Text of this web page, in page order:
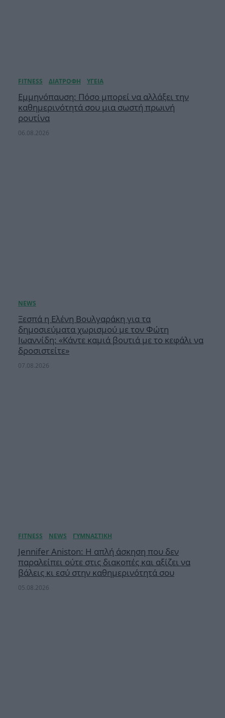
Εμμηνόπαυση: Πόσο μπορεί να αλλάξει την
καθημερινότητά σου μια σωστή πρωινή
ρουτίνα
06.08.2026
Ξεσπά η Ελένη Βουλγαράκη για τα
δημοσιεύματα χωρισμού με τον Φώτη
Ιωαννίδη: «Κάντε καμιά βουτιά με το κεφάλι να
δροσιστείτε»
07.08.2026
Jennifer Aniston: Η απλή άσκηση που δεν
παραλείπει ούτε στις διακοπές και αξίζει να
βάλεις κι εσύ στην καθημερινότητά σου
05.08.2026